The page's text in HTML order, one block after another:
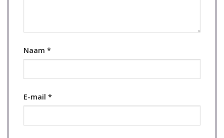
Naam *
E-mail *